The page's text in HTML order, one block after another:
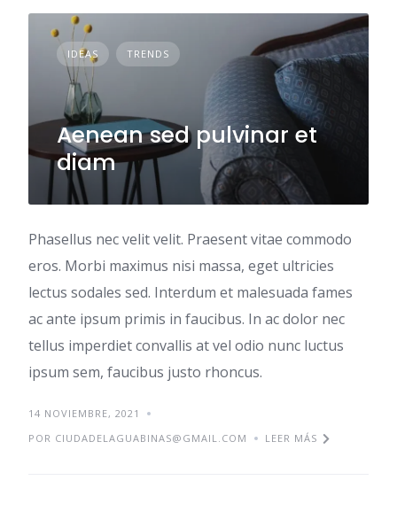
IDEAS TRENDS
Aenean sed pulvinar et
diam
Phasellus nec velit velit. Praesent vitae commodo
eros. Morbi maximus nisi massa, eget ultricies
lectus sodales sed. Interdum et malesuada fames
ac ante ipsum primis in faucibus. In ac dolor nec
tellus imperdiet convallis at vel odio nunc luctus
ipsum sem, faucibus justo rhoncus.
14 NOVIEMBRE, 2021
POR CIUDADELAGUABINAS@GMAIL.COM
LEER MÁS